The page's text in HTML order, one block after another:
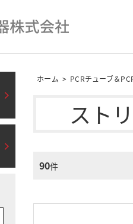
ホーム > PCRチューブ＆
スト
90件